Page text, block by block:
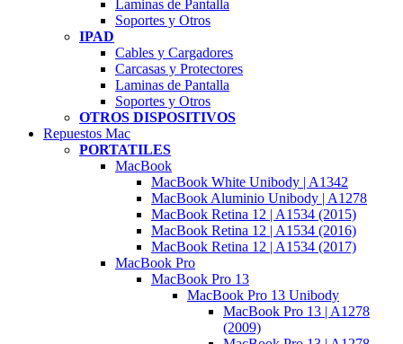
Laminas de Pantalla
Soportes y Otros
IPAD
Cables y Cargadores
Carcasas y Protectores
Laminas de Pantalla
Soportes y Otros
OTROS DISPOSITIVOS
Repuestos Mac
PORTATILES
MacBook
MacBook White Unibody | A1342
MacBook Aluminio Unibody | A1278
MacBook Retina 12 | A1534 (2015)
MacBook Retina 12 | A1534 (2016)
MacBook Retina 12 | A1534 (2017)
MacBook Pro
MacBook Pro 13
MacBook Pro 13 Unibody
MacBook Pro 13 | A1278
(2009)